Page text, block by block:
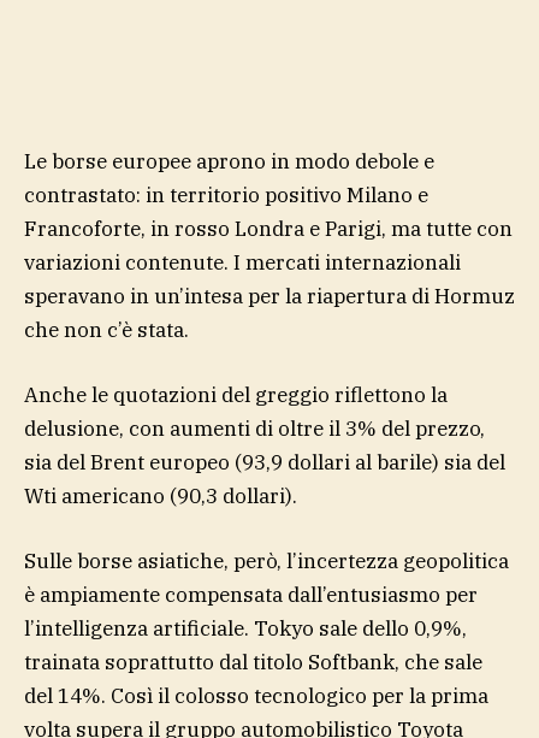
Le borse europee aprono in modo debole e
contrastato: in territorio positivo Milano e
Francoforte, in rosso Londra e Parigi, ma tutte con
variazioni contenute. I mercati internazionali
speravano in un’intesa per la riapertura di Hormuz
che non c’è stata.
Anche le quotazioni del greggio riflettono la
delusione, con aumenti di oltre il 3% del prezzo,
sia del Brent europeo (93,9 dollari al barile) sia del
Wti americano (90,3 dollari).
Sulle borse asiatiche, però, l’incertezza geopolitica
è ampiamente compensata dall’entusiasmo per
l’intelligenza artificiale. Tokyo sale dello 0,9%,
trainata soprattutto dal titolo Softbank, che sale
del 14%. Così il colosso tecnologico per la prima
volta supera il gruppo automobilistico Toyota